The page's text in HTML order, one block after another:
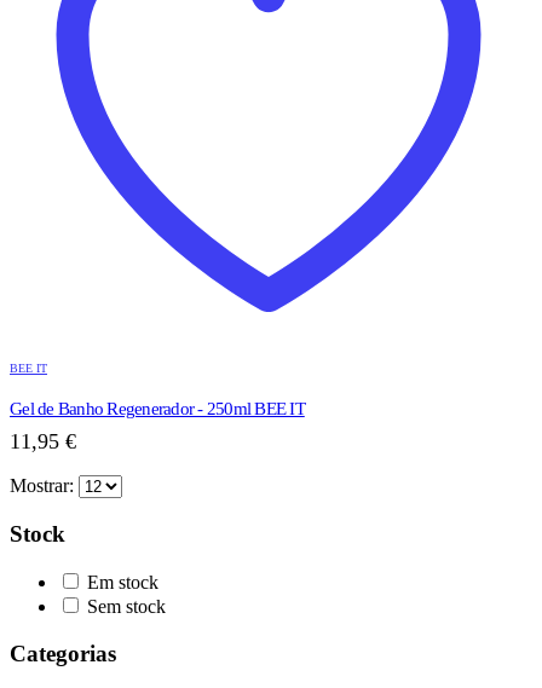
BEE IT
Gel de Banho Regenerador - 250ml BEE IT
11,95 €
Mostrar:
Stock
Em stock
Sem stock
Categorias